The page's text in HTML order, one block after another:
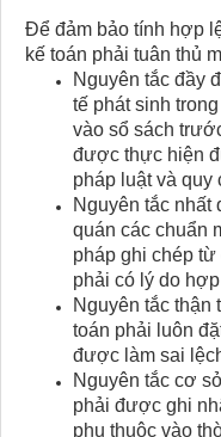
Để đảm bảo tính hợp
kế toán phải tuân thủ
Nguyên tắc đầy
tế phát sinh
vào sổ sách
được thực hiện
pháp luật và quy
Nguyên tắc nhất
quán các chuẩn
pháp ghi chép
phải có lý do
Nguyên tắc
toán phải luôn
được làm sai
Nguyên tắc cơ
phải được ghi
phụ thuộc vào